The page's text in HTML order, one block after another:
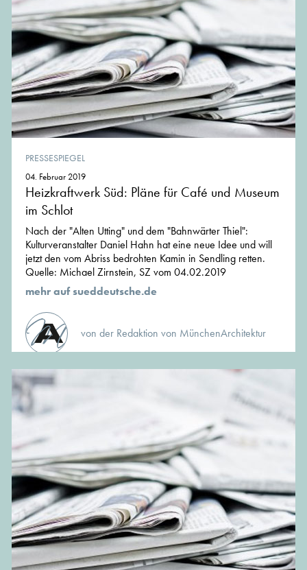
PRESSESPIEGEL
04. Februar 2019
Heizkraftwerk Süd: Pläne für Café und Museum
im Schlot
Nach der "Alten Utting" und dem "Bahnwärter Thiel":
Kulturveranstalter Daniel Hahn hat eine neue Idee und will
jetzt den vom Abriss bedrohten Kamin in Sendling retten.
Quelle: Michael Zirnstein, SZ vom 04.02.2019
mehr auf sueddeutsche.de
von der Redaktion von MünchenArchitektur